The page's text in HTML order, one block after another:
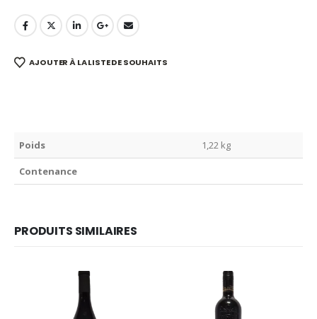
AJOUTER À LA LISTE DE SOUHAITS
Poids 1,22 kg
Contenance
PRODUITS SIMILAIRES